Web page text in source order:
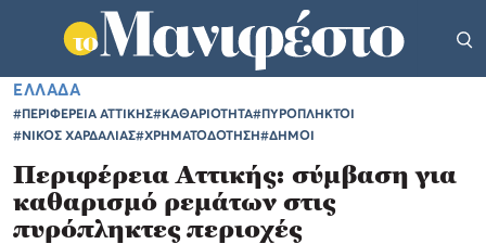
ΕΛΛΑΔΑ
#ΠΕΡΙΦΕΡΕΙΑ ΑΤΤΙΚΗΣ#ΚΑΘΑΡΙΟΤΗΤΑ#ΠΥΡΟΠΛΗΚΤΟΙ
#ΝΙΚΟΣ ΧΑΡΔΑΛΙΑΣ#ΧΡΗΜΑΤΟΔΟΤΗΣΗ#ΔΗΜΟΙ
Περιφέρεια Αττικής: σύμβαση για
καθαρισμό ρεμάτων στις
πυρόπληκτες περιοχές